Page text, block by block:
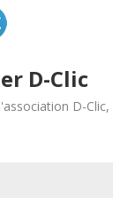
D-Clic
D-Clic,